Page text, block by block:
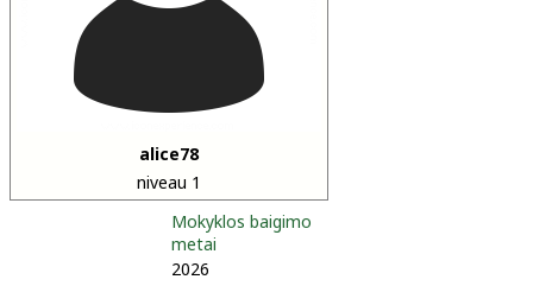
alice78
niveau 1
Mokyklos baigimo
metai
2026